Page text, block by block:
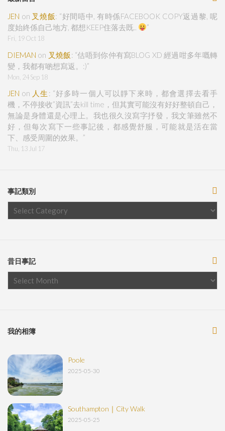
JEN on 叉燒飯: “好間唔中, 有時係FACEBOOK COPY返過黎, 呢
度始終係自己地方, 都想KEEP住落去既..
”
Fri, 19 Oct 18
DIEMAN on 叉燒飯 : “估唔到你仲有寫BLOG XD 經過咁多年嘅轉
變，我都有啲想寫返。:)”
Mon, 24 Sep 18
JEN on 人生 : “好多時一個人可以靜下來時，都會選擇去看手
機，不停接收”資訊”去kill time，但其實可能沒有好好整頓自己，
無論是身體還是心理上。我也很久沒寫字抒發，我文筆雖然不
好，但每次寫下一些事記後，都感覺舒服，可能就是活在當
下、感受周圍的效果。 ”
Thu, 13 Jul 17
事記類別
昔日事記
我的相簿
Poole
2025-05-30
Southampton｜City Walk
2025-05-25